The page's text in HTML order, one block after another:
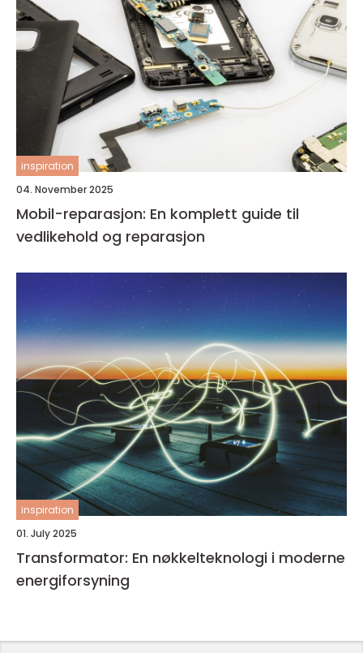
inspiration
04. November 2025
Mobil-reparasjon: En komplett guide til
vedlikehold og reparasjon
inspiration
01. July 2025
Transformator: En nøkkelteknologi i moderne
energiforsyning